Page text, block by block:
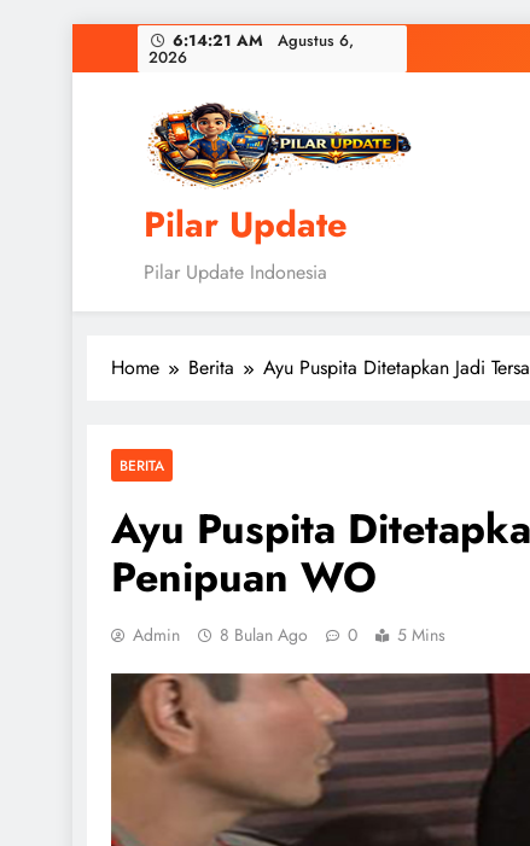
to
6:14:21 AM Agustus 6,
2026
Pilar Update
Pilar Update Indonesia
Home Berita Ayu Puspita Ditetapkan Jadi
BERITA
Ayu Puspita
Penipuan WO
Admin 8 Bulan Ago 0 5 Mins